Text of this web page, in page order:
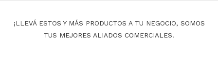
¡LLEVÁ ESTOS Y MÁS PRODUCTOS A TU NEGOCIO, SOMOS
TUS MEJORES ALIADOS COMERCIALES!